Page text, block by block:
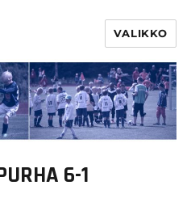
VALIKKO
6-1